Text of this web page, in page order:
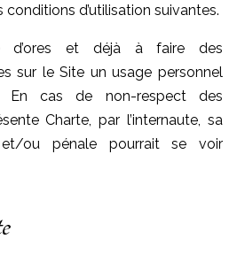
d’utilisation suivantes.
d’ores et déjà à faire des
sur le Site un usage personnel
En cas de non-respect des
Charte, par l’internaute, sa
et/ou pénale pourrait se voir